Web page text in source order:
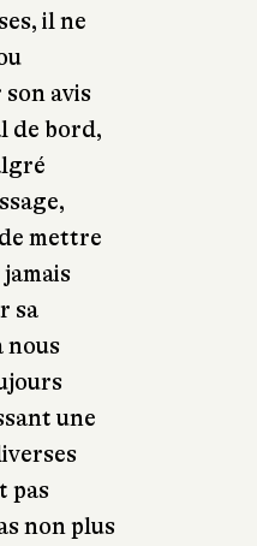
il ne
avis
de bord,
mettre
sa
nous
une
pas
non plus